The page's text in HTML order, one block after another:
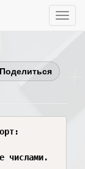
Toggle
Поделиться
числами.